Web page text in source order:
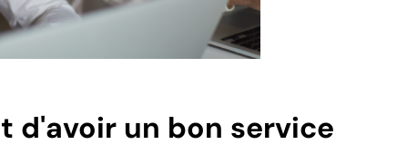
un bon service